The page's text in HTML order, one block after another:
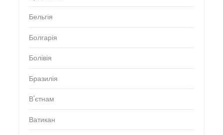
Бельгія
Болгарія
Болівія
Бразилія
В'єтнам
Ватикан